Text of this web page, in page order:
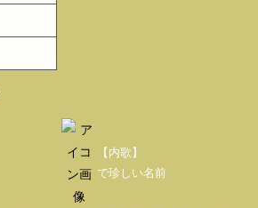
【内歌】
で珍しい名前